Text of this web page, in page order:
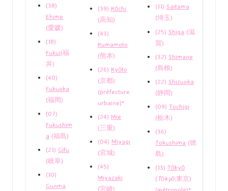
(38)
Ehime
(愛媛)
(18)
Fukui(福
井)
(40)
Fukuoka
(福岡)
(07)
Fukushim
a (福島)
(21) Gifu
(岐阜)
(10)
Gunma
(39) Kōchi
(高知)
(43)
Kumamoto
(熊本)
(26) Kyōto
(京都)
(préfecture
urbaine)*
(24) Mie
(三重)
(04) Miyagi
(宮城)
(45)
Miyazaki
(宮崎)
(11) Saitama
(埼玉)
(25) Shiga (滋
賀)
(32) Shimane
(島根)
(22) Shizuoka
(静岡)
(09) Tochigi
(栃木)
(36)
Tokushima (徳
島)
(13) Tōkyō
(Tōkyō;東京)